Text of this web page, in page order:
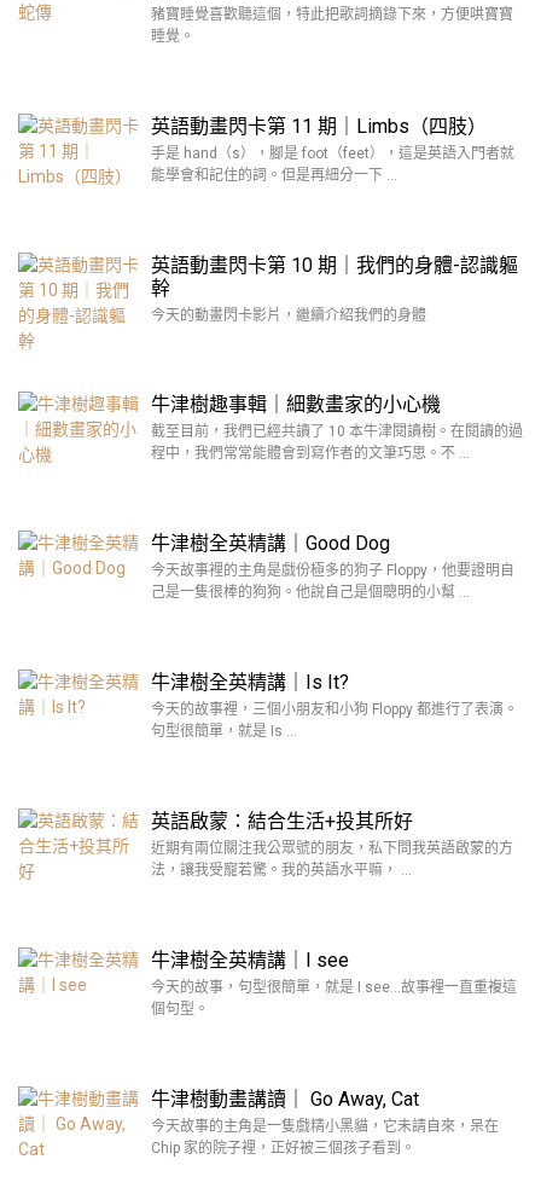
豬寶睡覺喜歡聽這個，特此把歌詞摘錄下來，方便哄寶寶
睡覺。
英語動畫閃卡第 11 期｜Limbs（四肢）
手是 hand（s），腳是 foot（feet），這是英語入門者就
能學會和記住的詞。但是再細分一下 …
英語動畫閃卡第 10 期｜我們的身體-認識軀
幹
今天的動畫閃卡影片，繼續介紹我們的身體
牛津樹趣事輯｜細數畫家的小心機
截至目前，我們已經共讀了 10 本牛津閱讀樹。在閱讀的過
程中，我們常常能體會到寫作者的文筆巧思。不 …
牛津樹全英精講｜Good Dog
今天故事裡的主角是戲份極多的狗子 Floppy，他要證明自
己是一隻很棒的狗狗。他說自己是個聰明的小幫 …
牛津樹全英精講｜Is It?
今天的故事裡，三個小朋友和小狗 Floppy 都進行了表演。
句型很簡單，就是 Is …
英語啟蒙：結合生活+投其所好
近期有兩位關注我公眾號的朋友，私下問我英語啟蒙的方
法，讓我受寵若驚。我的英語水平嘛， …
牛津樹全英精講｜I see
今天的故事，句型很簡單，就是 I see…故事裡一直重複這
個句型。
牛津樹動畫講讀｜ Go Away, Cat
今天故事的主角是一隻戲精小黑貓，它未請自來，呆在
Chip 家的院子裡，正好被三個孩子看到。